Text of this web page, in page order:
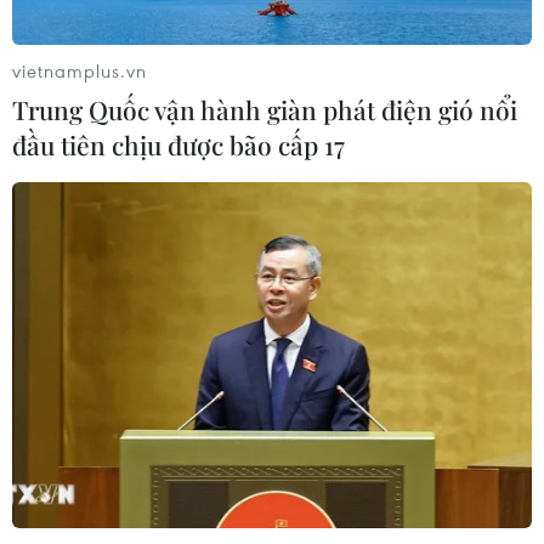
Khởi tố vụ buôn bán hàng giả mạo
04/08/2026 14:34
Xử phạt người đăng tải tin sai sự thật
về Dự án Trục đại lộ cảnh quan sông
Hồng
04/08/2026 13:44
vietnamplus.vn
Trung Quốc vận hành giàn phát điện gió nổi
đầu tiên chịu được bão cấp 17